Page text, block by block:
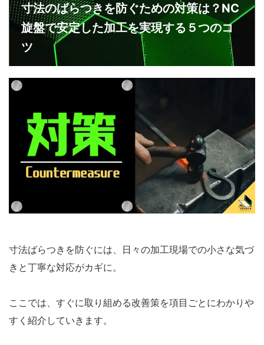
寸法のばらつきを防ぐための対策は？NC
旋盤で安定した加工を実現する５つのコ
ツ
寸法ばらつきを防ぐには、日々の加工現場での小さな気づ
きと丁寧な対応がカギに。
ここでは、すぐに取り組める改善策を項目ごとにわかりや
すく紹介していきます。